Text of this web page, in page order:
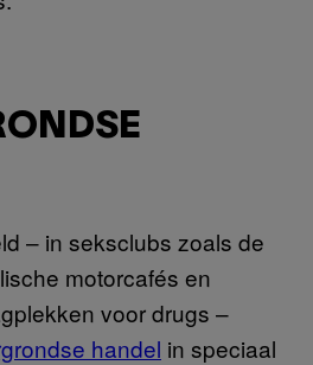
– in seksclubs zoals de
motorcafés en
voor drugs –
handel in speciaal